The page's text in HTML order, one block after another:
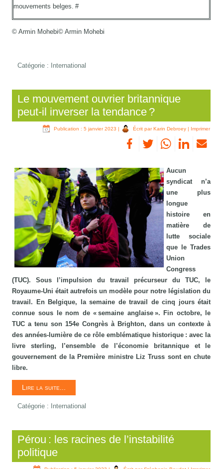
mouvements belges. #
© Armin Mohebi© Armin Mohebi
Catégorie : International
Le mouvement ouvrier britannique
peut-il inverser la tendance ?
Publication : 5 janvier 2023 | Écrit par Karin Debroey | Imprimer
Aucun
syndicat n’a
une plus
longue
histoire en
matière de
lutte sociale
que le Trades
Union
Congress
(TUC). Sous l’impulsion du travail précurseur du TUC, le
Royaume-Uni était autrefois un modèle pour notre législation du
travail. En Belgique, la semaine de travail de cinq jours était
connue sous le nom de « semaine anglaise ». Fin octobre, le
TUC a tenu son 154e Congrès à Brighton, dans un contexte à
des années-lumière de ce rôle emblématique historique : avec la
livre sterling, l’ensemble de l’économie britannique et le
gouvernement de la Première ministre Liz Truss sont en chute
libre.
Lire la suite...
Catégorie : International
Pérou : les racines de l’instabilité
politique